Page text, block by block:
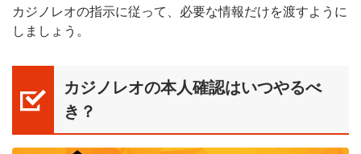
カジノレオの指示に従って、必要な情報だけを渡すように
しましょう。
カジノレオの本人確認はいつやるべ
き？